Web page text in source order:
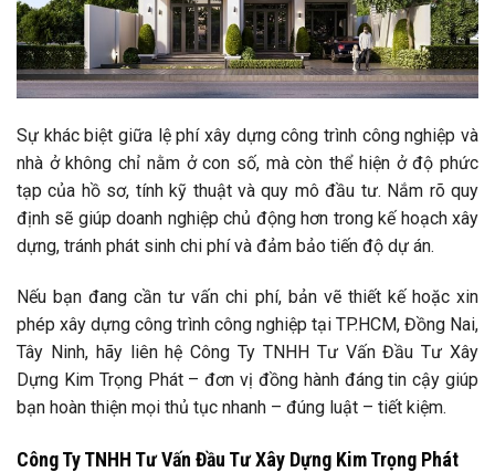
Sự khác biệt giữa lệ phí xây dựng công trình công nghiệp và
nhà ở không chỉ nằm ở con số, mà còn thể hiện ở độ phức
tạp của hồ sơ, tính kỹ thuật và quy mô đầu tư. Nắm rõ quy
định sẽ giúp doanh nghiệp chủ động hơn trong kế hoạch xây
dựng, tránh phát sinh chi phí và đảm bảo tiến độ dự án.
Nếu bạn đang cần tư vấn chi phí, bản vẽ thiết kế hoặc xin
phép xây dựng công trình công nghiệp tại TP.HCM, Đồng Nai,
Tây Ninh, hãy liên hệ Công Ty TNHH Tư Vấn Đầu Tư Xây
Dựng Kim Trọng Phát – đơn vị đồng hành đáng tin cậy giúp
bạn hoàn thiện mọi thủ tục nhanh – đúng luật – tiết kiệm.
Công Ty TNHH Tư Vấn Đầu Tư Xây Dựng Kim Trọng Phát